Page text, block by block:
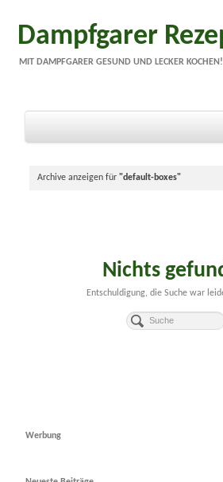
Dampfgarer
MIT DAMPFGARER GESUND UND LECKER KOCHEN!
Archive anzeigen für "default-boxes"
Nichts
Entschuldigung, die Suche war
Werbung